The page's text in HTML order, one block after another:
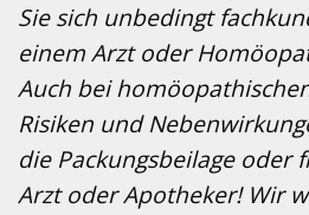
Sie sich unbedingt
einem Arzt oder
Auch bei
Risiken und
die Packungsbeilage oder
Arzt oder Apotheker! Wir